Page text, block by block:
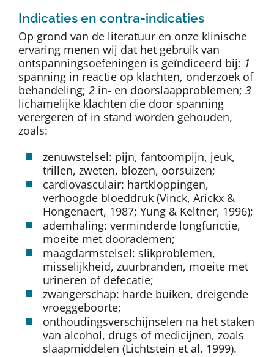
Indicaties en contra-indicaties
Op grond van de literatuur en onze klinische
ervaring menen wij dat het gebruik van
ontspanningsoefeningen is geïndiceerd bij: 1
spanning in reactie op klachten, onderzoek of
behandeling; 2 in- en doorslaapproblemen; 3
lichamelijke klachten die door spanning
verergeren of in stand worden gehouden,
zoals:
zenuwstelsel: pijn, fantoompijn, jeuk,
trillen, zweten, blozen, oorsuizen;
cardiovasculair: hartkloppingen,
verhoogde bloeddruk (Vinck, Arickx &
Hongenaert, 1987; Yung & Keltner, 1996);
ademhaling: verminderde longfunctie,
moeite met doorademen;
maagdarmstelsel: slikproblemen,
misselijkheid, zuurbranden, moeite met
urineren of defecatie;
zwangerschap: harde buiken, dreigende
vroeggeboorte;
onthoudingsverschijnselen na het staken
van alcohol, drugs of medicijnen, zoals
slaapmiddelen (Lichtstein et al. 1999).